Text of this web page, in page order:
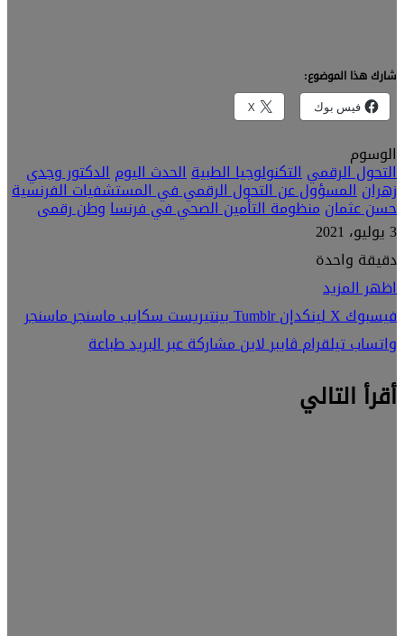
شارك هذا الموضوع:
فيس بوك X
الوسوم
التحول الرقميالتكنولوجيا الطبيةالحدث اليومالدكتور وجدي
زهرانالمسؤول عن التحول الرقمي في المستشفيات الفرنسية
حسن عثمانمنظومة التأمين الصحي في فرنساوطن رقمى
3 يوليو، 2021
دقيقة واحدة
اظهر المزيد
فيسبوك‫Xلينكدإن بينتيريستسكايبماسنجر ماسنجر
واتسابتيلقرامڤايبر لاينمشاركة عبر البريدطباعة
أقرأ التالي